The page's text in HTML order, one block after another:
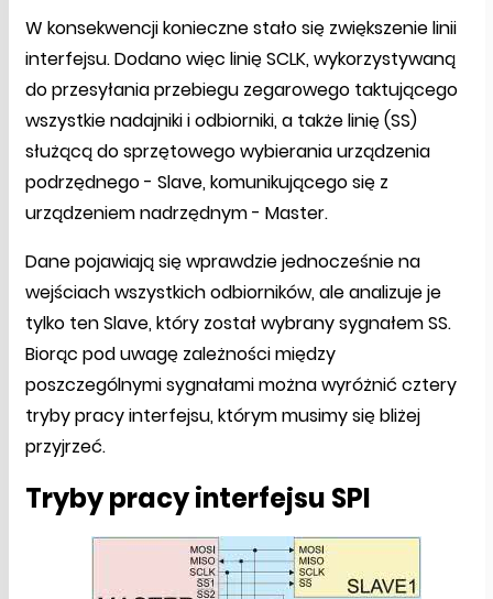
W konsekwencji konieczne stało się zwiększenie linii
interfejsu. Dodano więc linię SCLK, wykorzystywaną
do przesyłania przebiegu zegarowego taktującego
wszystkie nadajniki i odbiorniki, a także linię (SS)
służącą do sprzętowego wybierania urządzenia
podrzędnego - Slave, komunikującego się z
urządzeniem nadrzędnym - Master.
Dane pojawiają się wprawdzie jednocześnie na
wejściach wszystkich odbiorników, ale analizuje je
tylko ten Slave, który został wybrany sygnałem SS.
Biorąc pod uwagę zależności między
poszczególnymi sygnałami można wyróżnić cztery
tryby pracy interfejsu, którym musimy się bliżej
przyjrzeć.
Tryby pracy interfejsu SPI